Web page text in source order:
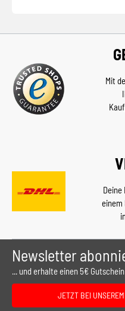
Mit
einem
Newsletter
... und erhalte einen 5€
JETZT BEI